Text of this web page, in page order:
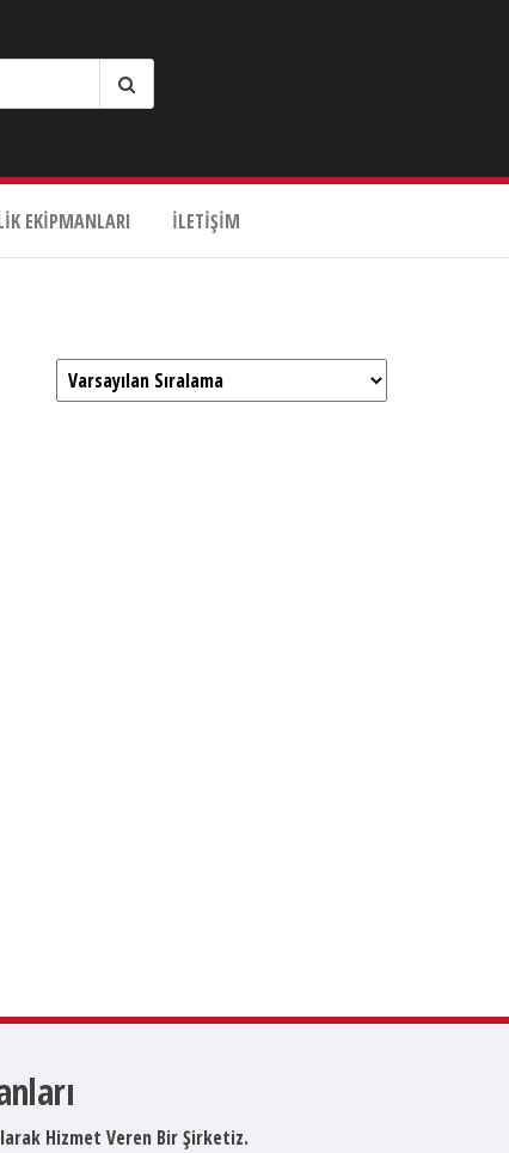
EKIPMANLARI İLETIŞIM
Hizmet Veren Bir Şirketiz.